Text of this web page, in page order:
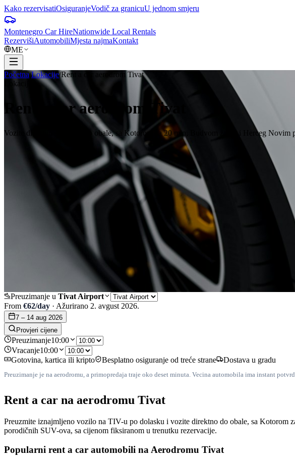
Kako rezervisatiOsiguranjeVodič za granicuU jednom smjeru
Montenegro Car HireNationwide Local Rentals
RezervišiAutomobiliMjesta najmaKontakt
ME
Početna/Lokacije/Rent a car aerodrom Tivat
Lokacije
Rent a car aerodrom Tivat
Vozite direktno sa TIV-a do obale, sa Kotorom za 20 min, Budvom za 35 i Herceg Novim
Preuzimanje u Tivat Airport
From €62/day · Ažurirano 2. avgust 2026.
7 – 14 aug 2026
Provjeri cijene
Preuzimanje10:00
Vracanje10:00
Gotovina, kartica ili kripto
Besplatno osiguranje od treće strane Dostava u gradu
Preuzimanje je na aerodromu, a primopredaja traje oko deset minuta. Vecina automobila ima instant
Rent a car na aerodromu Tivat
Preuzmite iznajmljeno vozilo na TIV-u po dolasku i vozite direktno do obale, sa Kotorom
porodičnih SUV-ova, sa cijenom fiksiranom u trenutku rezervacije.
Popularni rent a car automobili na Aerodromu Tivat